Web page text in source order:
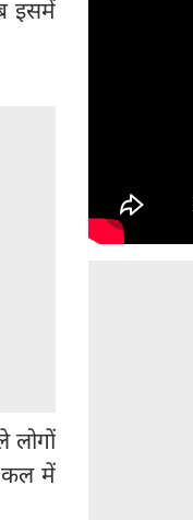
इसमें
लोगों
कल में